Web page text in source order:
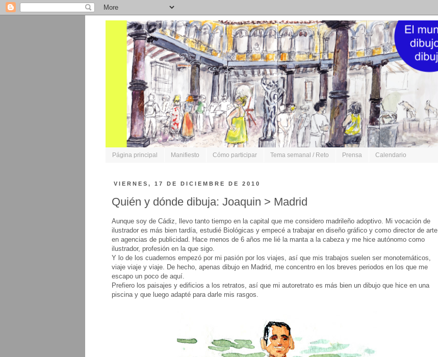
Página principal Manifiesto Cómo participar Tema semanal / Reto Prensa Calendario
VIERNES, 17 DE DICIEMBRE DE 2010
Quién y dónde dibuja: Joaquin > Madrid
Aunque soy de Cádiz, llevo tanto tiempo en la capital que me considero madrileño adoptivo. Mi vocación de
ilustrador es más bien tardía, estudié Biológicas y empecé a trabajar en diseño gráfico y como director de arte
en agencias de publicidad. Hace menos de 6 años me lié la manta a la cabeza y me hice autónomo como
ilustrador, profesión en la que sigo.
Y lo de los cuadernos empezó por mi pasión por los viajes, así que mis trabajos suelen ser monotemáticos,
viaje viaje y viaje. De hecho, apenas dibujo en Madrid, me concentro en los breves periodos en los que me
escapo un poco de aquí.
Prefiero los paisajes y edificios a los retratos, así que mi autoretrato es más bien un dibujo que hice en una
piscina y que luego adapté para darle mis rasgos.